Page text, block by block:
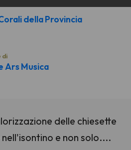
della Provincia
di
Ars Musica
delle chiesette
e non solo....